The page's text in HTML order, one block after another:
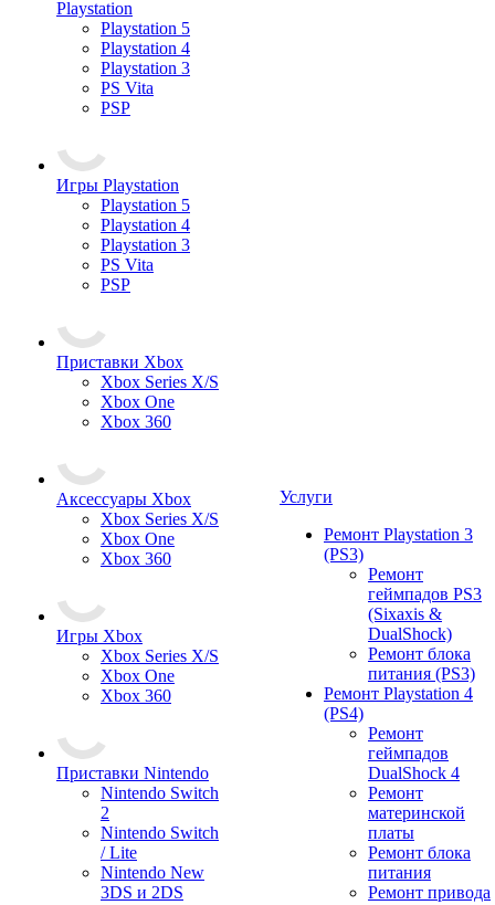
Playstation
Playstation 5
Playstation 4
Playstation 3
PS Vita
PSP
Игры Playstation
Playstation 5
Playstation 4
Playstation 3
PS Vita
PSP
Приставки Xbox
Xbox Series X/S
Xbox One
Xbox 360
Аксессуары Xbox
Xbox Series X/S
Xbox One
Xbox 360
Игры Xbox
Xbox Series X/S
Xbox One
Xbox 360
Приставки Nintendo
Nintendo Switch
2
Nintendo Switch
/ Lite
Nintendo New
3DS и 2DS
Услуги
Ремонт Playstation 3
(PS3)
Ремонт
геймпадов PS3
(Sixaxis &
DualShock)
Ремонт блока
питания (PS3)
Ремонт Playstation 4
(PS4)
Ремонт
геймпадов
DualShock 4
Ремонт
материнской
платы
Ремонт блока
питания
Ремонт привода